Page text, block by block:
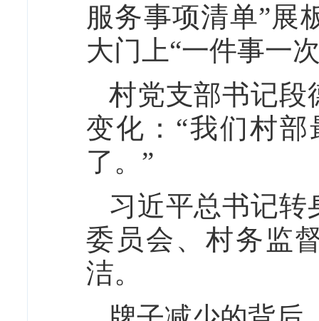
服务事项清单”展
大门上“一件事一
村党支部书记段
变化：“我们村
了。”
习近平总书记转
委员会、村务监
洁。